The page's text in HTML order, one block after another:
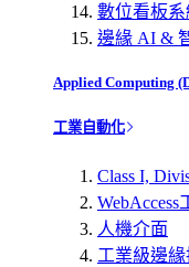
數位看板系
邊緣 AI &
Applied Computing
工業自動化
Class I,
人機介面
工業級邊